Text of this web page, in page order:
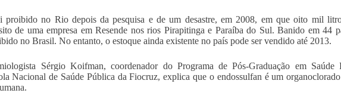
proibido no Rio depois da pesquisa e de um desastre, em 2008, em que oito mil
de uma empresa em Resende nos rios Pirapitinga e Paraíba do Sul. Banido em 44
no Brasil. No entanto, o estoque ainda existente no país pode ser vendido até 2013.
Sérgio Koifman, coordenador do Programa de Pós-Graduação em
Nacional de Saúde Pública da Fiocruz, explica que o endossulfan é um